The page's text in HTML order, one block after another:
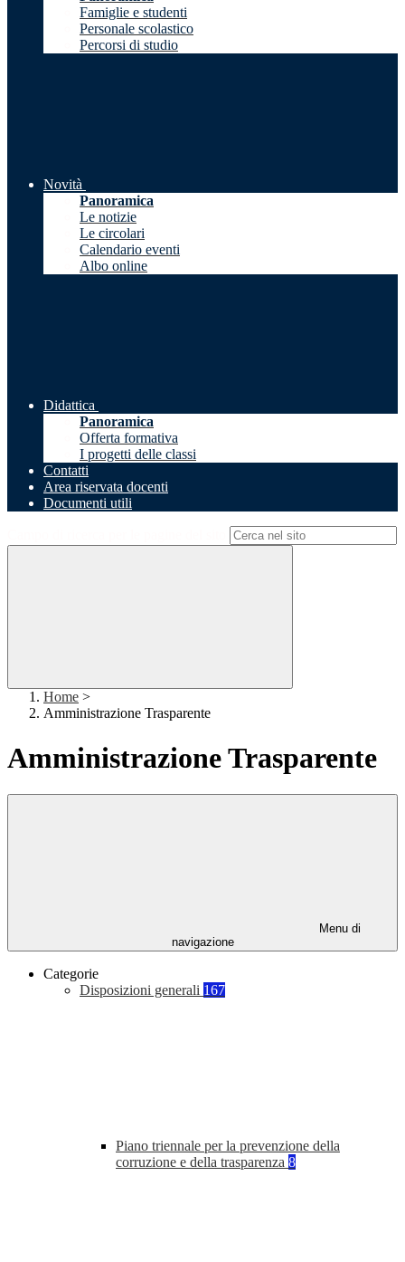
Famiglie e studenti
Personale scolastico
Percorsi di studio
Novità
Panoramica
Le notizie
Le circolari
Calendario eventi
Albo online
Didattica
Panoramica
Offerta formativa
I progetti delle classi
Contatti
Area riservata docenti
Documenti utili
Home >
Amministrazione Trasparente
Amministrazione Trasparente
Menu di
navigazione
Categorie
Disposizioni generali 167
Piano triennale per la prevenzione della
corruzione e della trasparenza 8